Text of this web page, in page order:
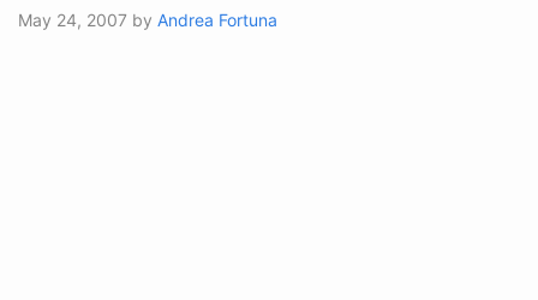
May 24, 2007 by Andrea Fortuna